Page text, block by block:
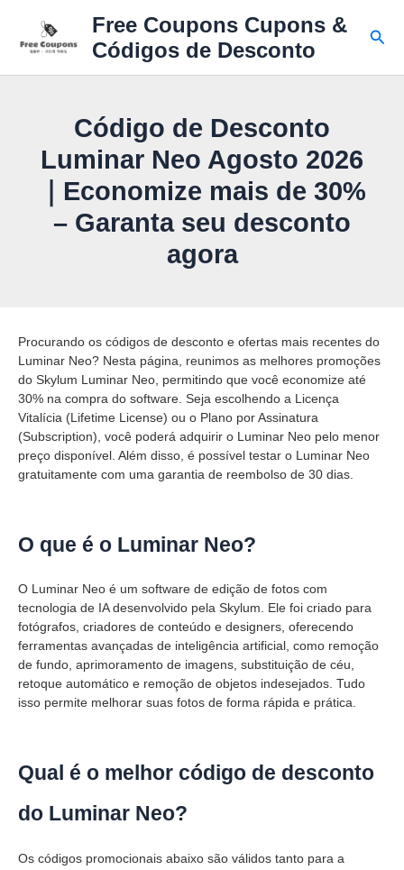
Free Coupons Cupons &
Códigos de Desconto
Código de Desconto
Luminar Neo Agosto 2026
｜Economize mais de 30%
– Garanta seu desconto
agora
Procurando os códigos de desconto e ofertas mais recentes do
Luminar Neo? Nesta página, reunimos as melhores promoções
do Skylum Luminar Neo, permitindo que você economize até
30% na compra do software. Seja escolhendo a Licença
Vitalícia (Lifetime License) ou o Plano por Assinatura
(Subscription), você poderá adquirir o Luminar Neo pelo menor
preço disponível. Além disso, é possível testar o Luminar Neo
gratuitamente com uma garantia de reembolso de 30 dias.
O que é o Luminar Neo?
O Luminar Neo é um software de edição de fotos com
tecnologia de IA desenvolvido pela Skylum. Ele foi criado para
fotógrafos, criadores de conteúdo e designers, oferecendo
ferramentas avançadas de inteligência artificial, como remoção
de fundo, aprimoramento de imagens, substituição de céu,
retoque automático e remoção de objetos indesejados. Tudo
isso permite melhorar suas fotos de forma rápida e prática.
Qual é o melhor código de desconto
do Luminar Neo?
Os códigos promocionais abaixo são válidos tanto para a